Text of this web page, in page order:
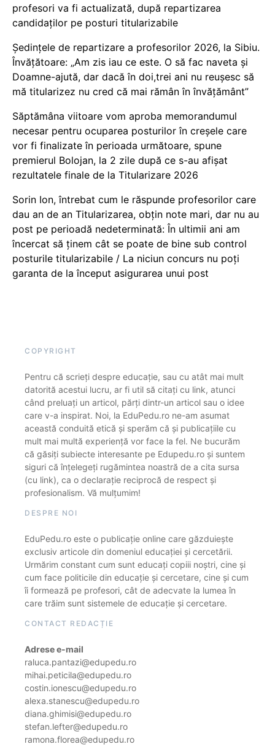
profesori va fi actualizată, după repartizarea
candidaților pe posturi titularizabile
Ședințele de repartizare a profesorilor 2026, la Sibiu.
Învățătoare: „Am zis iau ce este. O să fac naveta și
Doamne-ajută, dar dacă în doi,trei ani nu reușesc să
mă titularizez nu cred că mai rămân în învățământ”
Săptămâna viitoare vom aproba memorandumul
necesar pentru ocuparea posturilor în creșele care
vor fi finalizate în perioada următoare, spune
premierul Bolojan, la 2 zile după ce s-au afișat
rezultatele finale de la Titularizare 2026
Sorin Ion, întrebat cum le răspunde profesorilor care
dau an de an Titularizarea, obțin note mari, dar nu au
post pe perioadă nedeterminată: În ultimii ani am
încercat să ținem cât se poate de bine sub control
posturile titularizabile / La niciun concurs nu poți
garanta de la început asigurarea unui post
COPYRIGHT
Pentru că scrieți despre educație, sau cu atât mai mult
datorită acestui lucru, ar fi util să citați cu link, atunci
când preluați un articol, părți dintr-un articol sau o idee
care v-a inspirat. Noi, la EduPedu.ro ne-am asumat
această conduită etică și sperăm că și publicațiile cu
mult mai multă experiență vor face la fel. Ne bucurăm
că găsiți subiecte interesante pe Edupedu.ro și suntem
siguri că înțelegeți rugămintea noastră de a cita sursa
(cu link), ca o declarație reciprocă de respect și
profesionalism. Vă mulțumim!
DESPRE NOI
EduPedu.ro este o publicație online care găzduiește
exclusiv articole din domeniul educației și cercetării.
Urmărim constant cum sunt educați copiii noștri, cine și
cum face politicile din educație și cercetare, cine și cum
îi formează pe profesori, cât de adecvate la lumea în
care trăim sunt sistemele de educație și cercetare.
CONTACT REDACȚIE
Adrese e-mail
raluca.pantazi@edupedu.ro
mihai.peticila@edupedu.ro
costin.ionescu@edupedu.ro
alexa.stanescu@edupedu.ro
diana.ghimisi@edupedu.ro
stefan.lefter@edupedu.ro
ramona.florea@edupedu.ro